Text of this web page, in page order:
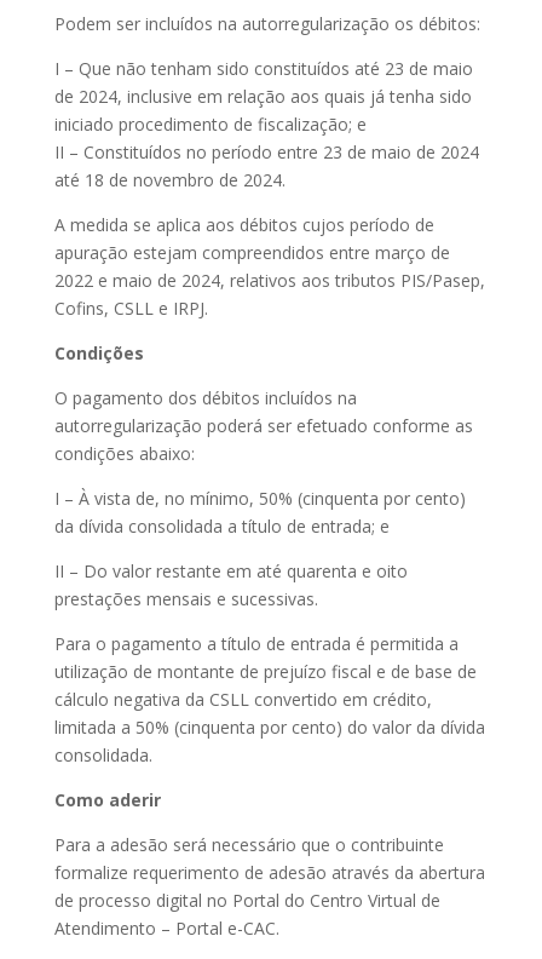
Podem ser incluídos na autorregularização os débitos:
I – Que não tenham sido constituídos até 23 de maio
de 2024, inclusive em relação aos quais já tenha sido
iniciado procedimento de fiscalização; e
II – Constituídos no período entre 23 de maio de 2024
até 18 de novembro de 2024.
A medida se aplica aos débitos cujos período de
apuração estejam compreendidos entre março de
2022 e maio de 2024, relativos aos tributos PIS/Pasep,
Cofins, CSLL e IRPJ.
Condições
O pagamento dos débitos incluídos na
autorregularização poderá ser efetuado conforme as
condições abaixo:
I – À vista de, no mínimo, 50% (cinquenta por cento)
da dívida consolidada a título de entrada; e
II – Do valor restante em até quarenta e oito
prestações mensais e sucessivas.
Para o pagamento a título de entrada é permitida a
utilização de montante de prejuízo fiscal e de base de
cálculo negativa da CSLL convertido em crédito,
limitada a 50% (cinquenta por cento) do valor da dívida
consolidada.
Como aderir
Para a adesão será necessário que o contribuinte
formalize requerimento de adesão através da abertura
de processo digital no Portal do Centro Virtual de
Atendimento – Portal e-CAC.